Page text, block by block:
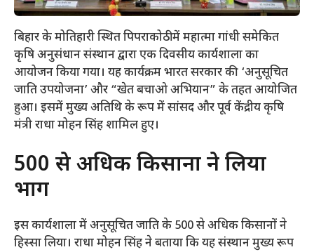
बिहार के मोतिहारी स्थित पिपराकोठी में महात्मा गांधी समेकित
कृषि अनुसंधान संस्थान द्वारा एक दिवसीय कार्यशाला का
आयोजन किया गया। यह कार्यक्रम भारत सरकार की ‘अनुसूचित
जाति उपयोजना’ और “खेत बचाओ अभियान” के तहत आयोजित
हुआ। इसमें मुख्य अतिथि के रूप में सांसद और पूर्व केंद्रीय कृषि
मंत्री राधा मोहन सिंह शामिल हुए।
​500 से अधिक किसानों ने लिया
भाग
​इस कार्यशाला में अनुसूचित जाति के 500 से अधिक किसानों ने
हिस्सा लिया। राधा मोहन सिंह ने बताया कि यह संस्थान मुख्य रूप